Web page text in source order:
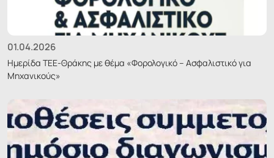
01.04.2026
Ημερίδα ΤΕΕ-Θράκης με θέμα «Φορολογικό – Ασφαλιστικό για
Μηχανικούς»